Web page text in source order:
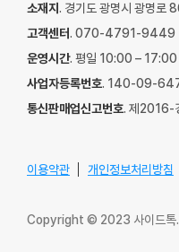
소재지. 경기도 광명시 광명로
고객센터. 070-4791-9449
운영시간. 평일 10:00 – 17:00
사업자등록번호. 140-09-
통신판매업신고번호. 제2016-
이용약관 개인정보처리방침
Copyright © 2023 사이드